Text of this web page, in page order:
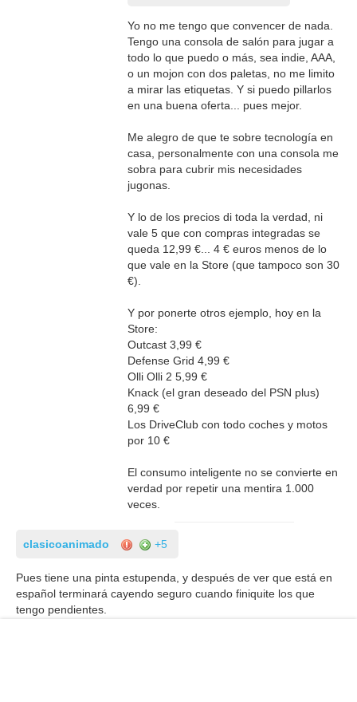
Yo no me tengo que convencer de nada.
Tengo una consola de salón para jugar a
todo lo que puedo o más, sea indie, AAA,
o un mojon con dos paletas, no me limito
a mirar las etiquetas. Y si puedo pillarlos
en una buena oferta... pues mejor.
Me alegro de que te sobre tecnología en
casa, personalmente con una consola me
sobra para cubrir mis necesidades
jugonas.
Y lo de los precios di toda la verdad, ni
vale 5 que con compras integradas se
queda 12,99 €... 4 € euros menos de lo
que vale en la Store (que tampoco son 30
€).
Y por ponerte otros ejemplo, hoy en la
Store:
Outcast 3,99 €
Defense Grid 4,99 €
Olli Olli 2 5,99 €
Knack (el gran deseado del PSN plus)
6,99 €
Los DriveClub con todo coches y motos
por 10 €
El consumo inteligente no se convierte en
verdad por repetir una mentira 1.000
veces.
clasicoanimado +5
Pues tiene una pinta estupenda, y después de ver que está en
español terminará cayendo seguro cuando finiquite los que
tengo pendientes.